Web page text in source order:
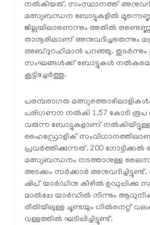
നൽകിയത്. സംസ്ഥാനത്ത്
മത്സ്യബന്ധന ബോട്ടുകളില്‍
ജില്ലയിലാണെന്നും അതിൽ
താനൂരിലാണ് അനുവദിച്ചതെന്നും
അബ്ദുറഹിമാൻ പറഞ്ഞു.
സംഘങ്ങൾക്ക് ബോട്ടുകൾ
കൂട്ടിച്ചേർത്തു.
പരമ്പരാഗത
പരിഗണന നൽകി 1.57 കോടി
വരുന്ന ബോട്ടുകളാണ്
ഹൈഡ്രോളിക്
പ്രവർത്തിക്കുന്നത്. 200
മത്സ്യബന്ധനം നടത്താനുള്ള
അടക്കം സർക്കാർ അനുവദിച്ചിട്ടുണ്ട്.
ഷിപ് യാർഡിനു കീഴിൽ ഉഡുപ്പിക്കു
മാൽപ്പേ യാർഡിൽ നിന്നും
രീതിയിലുള്ള ചൂണ്ടയും ഗിൽനെറ്റ്
വള്ളത്തിൽ ഘടിപ്പിച്ചിട്ടുണ്ട്.